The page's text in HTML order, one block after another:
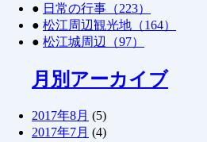
● 日常の行事（223）
● 松江周辺観光地（164）
● 松江城周辺（97）
月別アーカイブ
2017年8月 (5)
2017年7月 (4)